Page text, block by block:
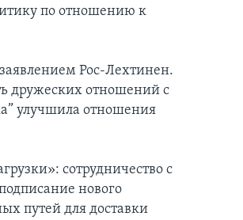
по отношению к
Рос-Лехтинен.
дружеских отношений с
улучшила отношения
сотрудничество с
нового
путей для доставки